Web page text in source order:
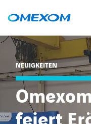
Über Omexom
Lösungen
Projekte
Suche
nach:
NEUIGKEITEN